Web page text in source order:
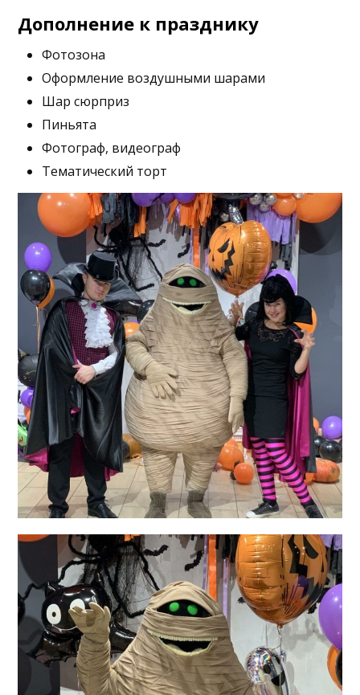
Дополнение к празднику
Фотозона
Оформление воздушными шарами
Шар сюрприз
Пиньята
Фотограф, видеограф
Тематический торт